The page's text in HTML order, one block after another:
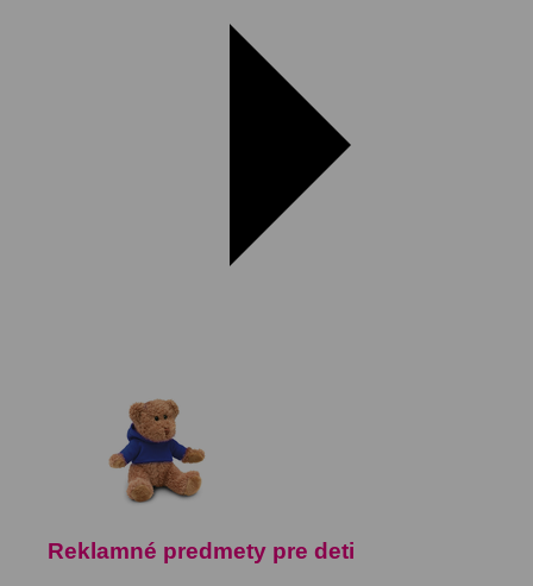
Reklamné predmety pre deti